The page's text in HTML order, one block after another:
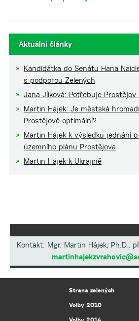
Aktuální články
Kandidátka do Senátu Hana
s podporou Zelených
Jana Jílková: Potřebuje
Martin Hájek: Je městská
Prostějově optimální?
Martin Hájek k výsledku jednání o
územního plánu Prostějova
Martin Hájek k Ukrajině
Kontakt: Mgr. Martin Hájek, Ph.D.,
Strana zelených
Volby 2010